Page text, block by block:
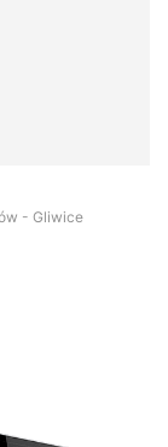
- Gliwice